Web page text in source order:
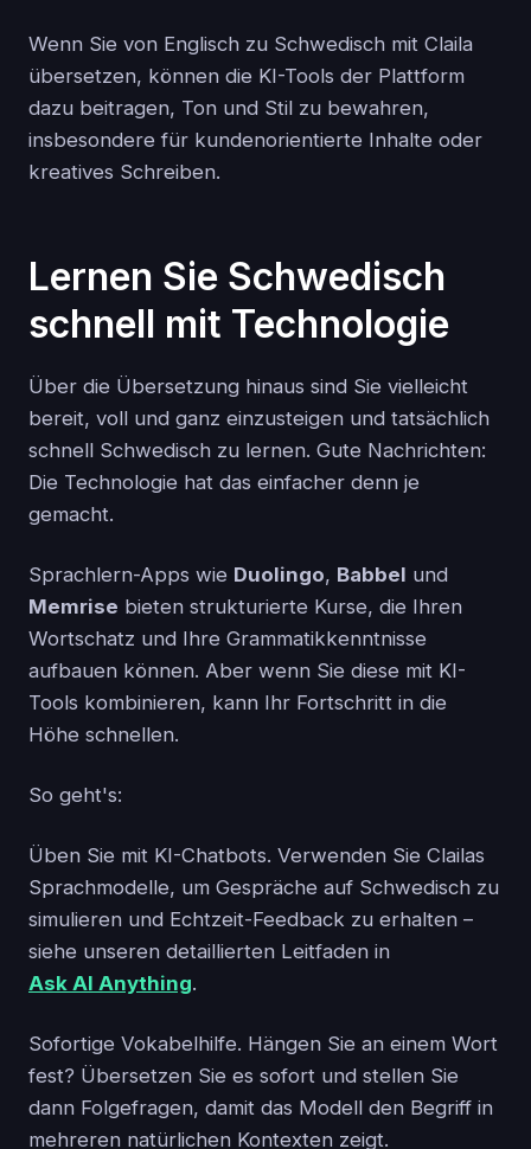
Wenn Sie von Englisch zu Schwedisch mit Claila
übersetzen, können die KI-Tools der Plattform
dazu beitragen, Ton und Stil zu bewahren,
insbesondere für kundenorientierte Inhalte oder
kreatives Schreiben.
Lernen Sie Schwedisch
schnell mit Technologie
Über die Übersetzung hinaus sind Sie vielleicht
bereit, voll und ganz einzusteigen und tatsächlich
schnell Schwedisch zu lernen. Gute Nachrichten:
Die Technologie hat das einfacher denn je
gemacht.
Sprachlern-Apps wie Duolingo, Babbel und
Memrise bieten strukturierte Kurse, die Ihren
Wortschatz und Ihre Grammatikkenntnisse
aufbauen können. Aber wenn Sie diese mit KI-
Tools kombinieren, kann Ihr Fortschritt in die
Höhe schnellen.
So geht's:
Üben Sie mit KI-Chatbots. Verwenden Sie Clailas
Sprachmodelle, um Gespräche auf Schwedisch zu
simulieren und Echtzeit-Feedback zu erhalten –
siehe unseren detaillierten Leitfaden in
Ask AI Anything.
Sofortige Vokabelhilfe. Hängen Sie an einem Wort
fest? Übersetzen Sie es sofort und stellen Sie
dann Folgefragen, damit das Modell den Begriff in
mehreren natürlichen Kontexten zeigt.